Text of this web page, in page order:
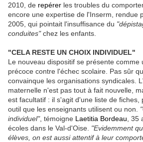
2010, de repérer les troubles du
encore une expertise de l'Inserm, rendue
2005, qui pointait l'insuffisance du
conduites"chez les enfants.
"CELA RESTE UN CHOIX INDIVIDUEL"
Le nouveau dispositif se présente comme
précoce contre l'échec scolaire. Pas sûr
convainque les organisations syndicales.
maternelle n'est pas tout à fait nouvelle,
est facultatif : il s'agit d'une liste de fiches,
outil que les enseignants utilisent ou non.
individuel", témoigne Laetitia Bordeau ,
écoles dans le Val-d'Oise. "Evidemment
élèves, on est aussi attentif à leur